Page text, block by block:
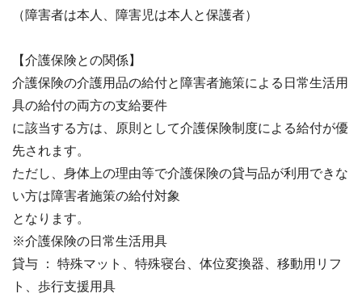
（障害者は本人、障害児は本人と保護者）
【介護保険との関係】
介護保険の介護用品の給付と障害者施策による日常生活用
具の給付の両方の支給要件
に該当する方は、原則として介護保険制度による給付が優
先されます。
ただし、身体上の理由等で介護保険の貸与品が利用できな
い方は障害者施策の給付対象
となります。
※介護保険の日常生活用具
貸与 ： 特殊マット、特殊寝台、体位変換器、移動用リフ
ト、歩行支援用具